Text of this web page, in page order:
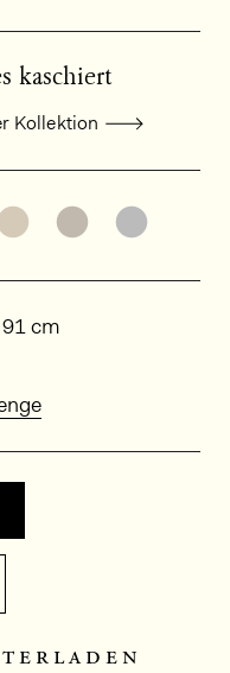
kaschiert
Kollektion
entdecken:
Varianten
Weitere Varianten
Weitere
cm